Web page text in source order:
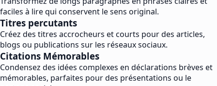
faciles à lire qui conservent le sens original.
Titres percutants
Créez des titres accrocheurs et courts pour des articles,
blogs ou publications sur les réseaux sociaux.
Citations Mémorables
Condensez des idées complexes en déclarations brèves et
mémorables, parfaites pour des présentations ou le